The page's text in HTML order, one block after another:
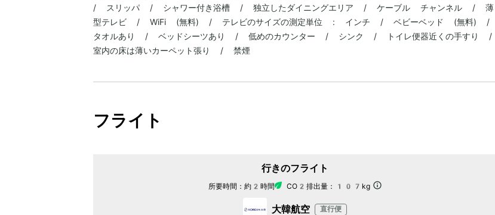
/ スリッパ / シャワー付き浴槽 / 独立したダイニングエリア / ケーブル チャンネル / 薄
型テレビ / WiFi (無料) / テレビのサイズの測定単位 : インチ / ベビーベッド (無料) /
タオルあり / ベッドシーツあり / 低めのカウンター / シンク / トイレ便器近くの手すり /
室内の床は薄いカーペット張り / 禁煙
フライト
行きのフライト
所要時間： 約2時間 CO2排出量： 107kg
大韓航空 直行便